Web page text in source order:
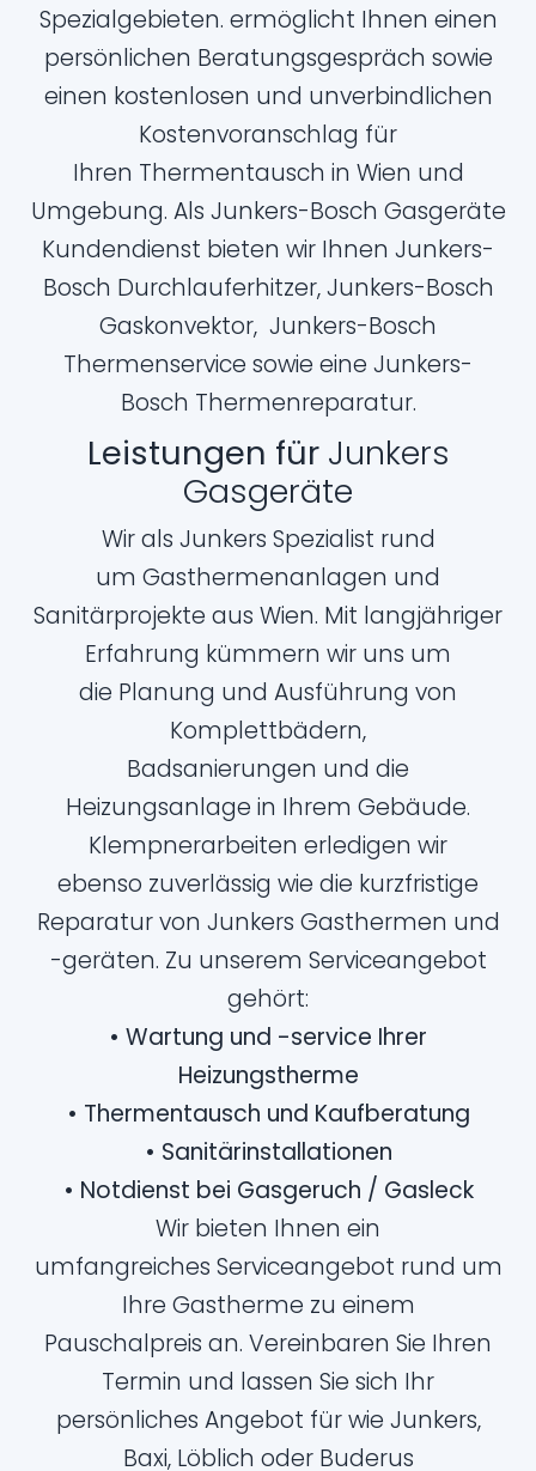
Spezialgebieten. ermöglicht Ihnen einen
persönlichen Beratungsgespräch sowie
einen kostenlosen und unverbindlichen
Kostenvoranschlag für
Ihren Thermentausch in Wien und
Umgebung. Als Junkers-Bosch Gasgeräte
Kundendienst bieten wir Ihnen Junkers-
Bosch Durchlauferhitzer, Junkers-Bosch
Gaskonvektor, Junkers-Bosch
Thermenservice sowie eine Junkers-
Bosch Thermenreparatur.
Leistungen für Junkers
Gasgeräte
Wir als Junkers Spezialist rund
um Gasthermenanlagen und
Sanitärprojekte aus Wien. Mit langjähriger
Erfahrung kümmern wir uns um
die Planung und Ausführung von
Komplettbädern,
Badsanierungen und die
Heizungsanlage in Ihrem Gebäude.
Klempnerarbeiten erledigen wir
ebenso zuverlässig wie die kurzfristige
Reparatur von Junkers Gasthermen und
-geräten. Zu unserem Serviceangebot
gehört:
• Wartung und -service Ihrer
Heizungstherme
• Thermentausch und Kaufberatung
• Sanitärinstallationen
• Notdienst bei Gasgeruch / Gasleck
Wir bieten Ihnen ein
umfangreiches Serviceangebot rund um
Ihre Gastherme zu einem
Pauschalpreis an. Vereinbaren Sie Ihren
Termin und lassen Sie sich Ihr
persönliches Angebot für wie Junkers,
Baxi, Löblich oder Buderus